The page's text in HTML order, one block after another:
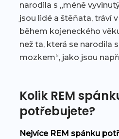
narodila s „méně
jsou lidé a štěňata, tráví
během kojeneckého
než ta, která se narodila
mozkem“, jako jsou
Kolik REM
potřebujete?
Nejvíce REM spánku